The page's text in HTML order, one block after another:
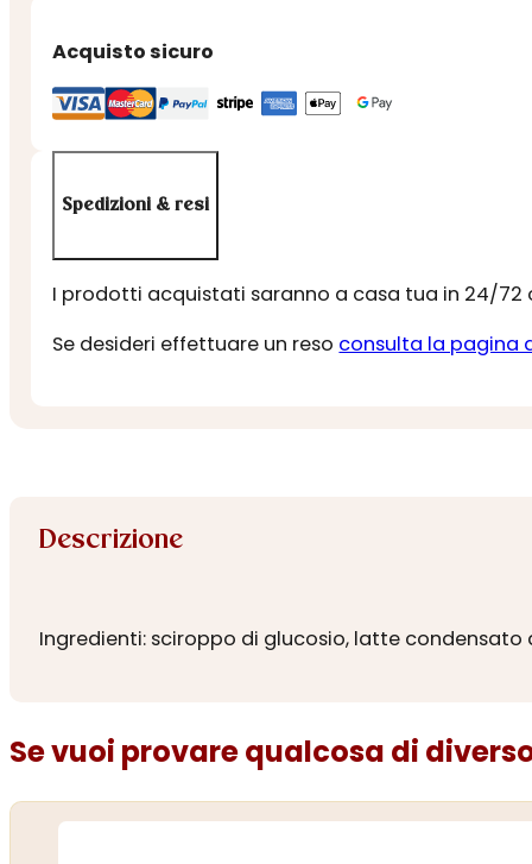
Acquisto sicuro
Spedizioni & resi
I prodotti acquistati saranno a casa tua in 24/72
Se desideri effettuare un reso consulta la pagina
Descrizione
Ingredienti: sciroppo di glucosio, latte condensato
Se vuoi provare qualcosa di